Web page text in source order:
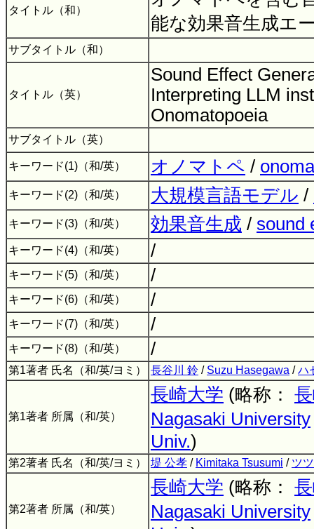
タイトル（和）
能な効果音生成エ
サブタイトル（和）
タイトル（英）
Sound Effect
Interpreting LLM
Onomatopoeia
サブタイトル（英）
キーワード(1)（和/英） オノマトペ /
キーワード(2)（和/英） 大規模言語モデル /
キーワード(3)（和/英） 効果音生成 / sound
キーワード(4)（和/英） /
キーワード(5)（和/英） /
キーワード(6)（和/英） /
キーワード(7)（和/英） /
キーワード(8)（和/英） /
第1著者 氏名（和/英/ヨミ） 長谷川 鈴 / Suzu Hasegawa /ハ
第1著者 所属（和/英）
長崎大学 (略称：
Nagasaki University
Univ.)
第2著者 氏名（和/英/ヨミ） 堤 公孝 / Kimitaka Tsusumi / ツ
第2著者 所属（和/英）
長崎大学 (略称：
Nagasaki University